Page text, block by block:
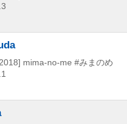
mima-no-me #みまのめ